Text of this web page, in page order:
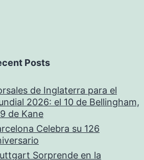
Posts
de Inglaterra para el
2026: el 10 de Bellingham,
de Kane
Celebra su 126
Sorprende en la